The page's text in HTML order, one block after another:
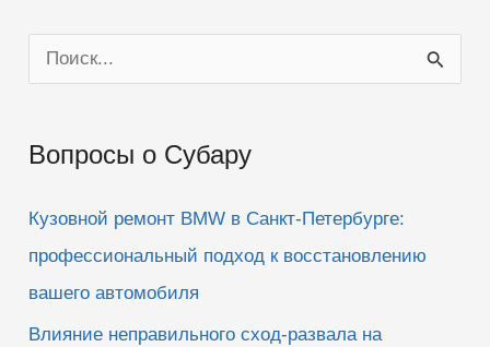
о
с
Вопросы о Субару
Кузовной ремонт BMW в Санкт-Петербурге:
профессиональный подход к восстановлению
вашего автомобиля
Влияние неправильного сход-развала на